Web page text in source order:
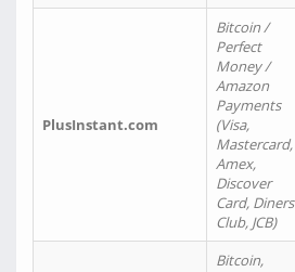
PlusInstant.com
Bitcoin /
Perfect
Money /
Amazon
Payments
(Visa,
Mastercard,
Amex,
Discover
Card, Diners
Club, JCB)
Bitcoin,